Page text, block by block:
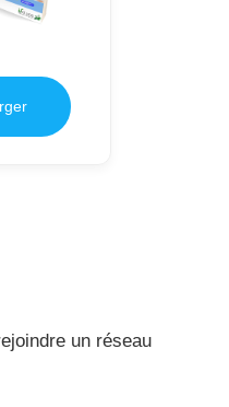
un réseau